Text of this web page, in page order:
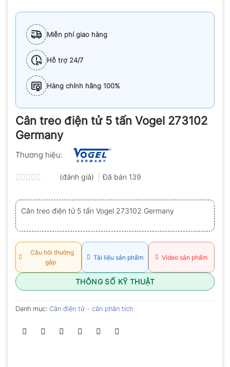
Miễn phí giao hàng
Hỗ trợ 24/7
Hàng chính hãng 100%
Cân treo điện tử 5 tấn Vogel 273102
Germany
Thương hiệu:
xếp
hạng
0.0
5
sao
(đánh giá) Đã bán 139
Cân treo điện tử 5 tấn Vogel 273102 Germany
Câu hỏi thường
gặp
Tài liệu sản phẩm Video sản phẩm
THÔNG SỐ KỸ THUẬT
Danh mục: Cân điện tử - cân phân tích